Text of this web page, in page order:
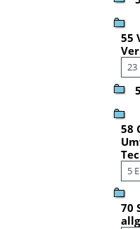
55
23
58
5
70